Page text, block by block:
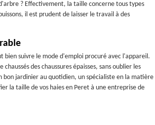
? Effectivement, la taille concerne tous types
il est prudent de laisser le travail à des
suivre le mode d'emploi procuré avec l'appareil.
des chaussures épaisses, sans oublier les
bon jardinier au quotidien, un spécialiste en la matière
la taille de vos haies en Peret à une entreprise de